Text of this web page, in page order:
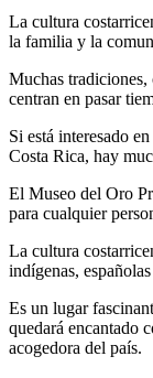
La cultura
la familia y la
Muchas tradiciones,
centran en pasar
Si está interesado
Costa Rica, hay
El Museo del Oro
para cualquier
La cultura
indígenas,
Es un lugar
quedará encantado
acogedora del país.